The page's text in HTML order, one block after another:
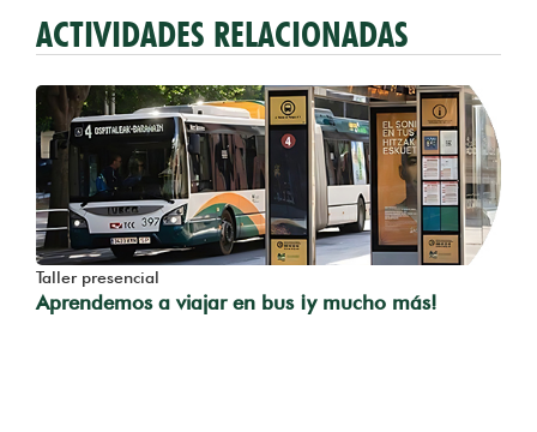
ACTIVIDADES RELACIONADAS
Taller presencial
Aprendemos a viajar en bus ¡y mucho más!